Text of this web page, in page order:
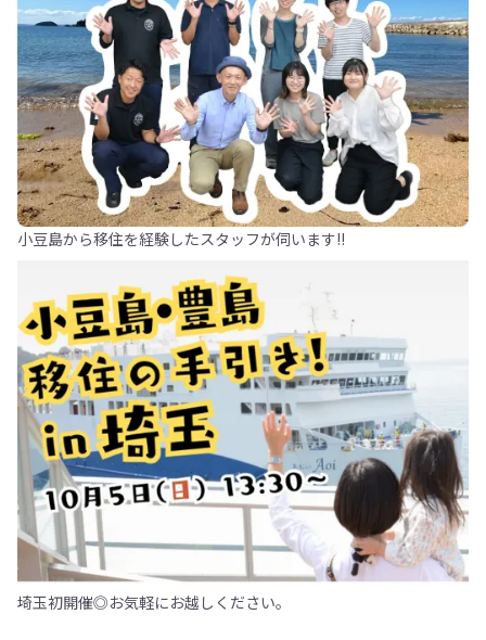
小豆島から移住を経験したスタッフが伺います!!
埼玉初開催◎お気軽にお越しください。